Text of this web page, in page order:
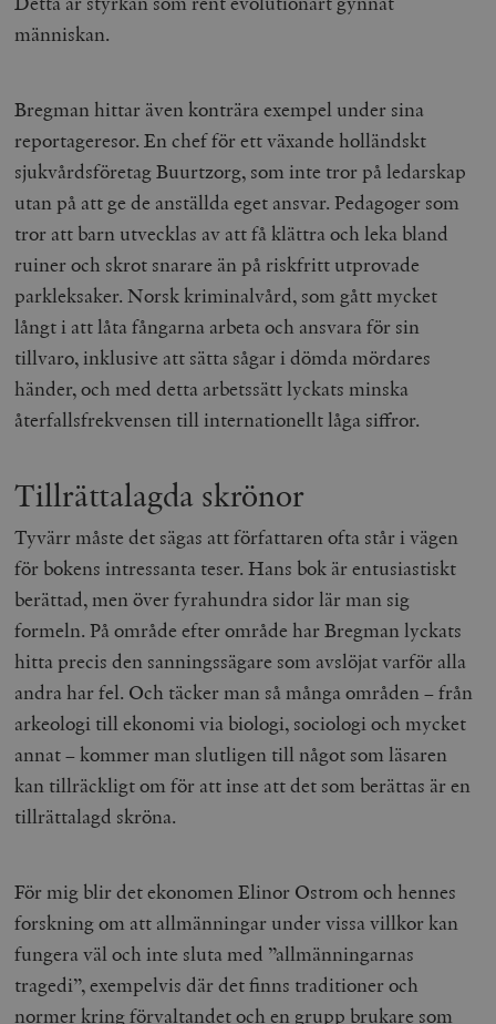
människan.
Bregman hittar även konträra exempel under sina
reportageresor. En chef för ett växande holländskt
sjukvårdsföretag Buurtzorg, som inte tror på ledarskap
utan på att ge de anställda eget ansvar. Pedagoger som
tror att barn utvecklas av att få klättra och leka bland
ruiner och skrot snarare än på riskfritt utprovade
parkleksaker. Norsk kriminalvård, som gått mycket
långt i att låta fångarna arbeta och ansvara för sin
tillvaro, inklusive att sätta sågar i dömda mördares
händer, och med detta arbetssätt lyckats minska
återfallsfrekvensen till internationellt låga siffror.
Tillrättalagda skrönor
Tyvärr måste det sägas att författaren ofta står i vägen
för bokens intressanta teser. Hans bok är entusiastiskt
berättad, men över fyrahundra sidor lär man sig
formeln. På område efter område har Bregman lyckats
hitta precis den sanningssägare som avslöjat varför alla
andra har fel. Och täcker man så många områden – från
arkeologi till ekonomi via biologi, sociologi och mycket
annat – kommer man slutligen till något som läsaren
kan tillräckligt om för att inse att det som berättas är en
tillrättalagd skröna.
För mig blir det ekonomen Elinor Ostrom och hennes
forskning om att allmänningar under vissa villkor kan
fungera väl och inte sluta med ”allmänningarnas
tragedi”, exempelvis där det finns traditioner och
normer kring förvaltandet och en grupp brukare som